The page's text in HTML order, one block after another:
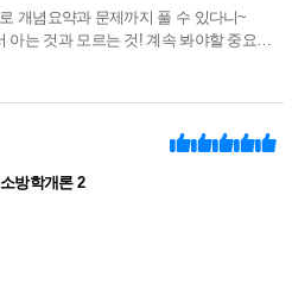
개념요약과 문제까지 풀 수 있다니~
아는 것과 모르는 것! 계속 봐야할 중요한
방학개론 2